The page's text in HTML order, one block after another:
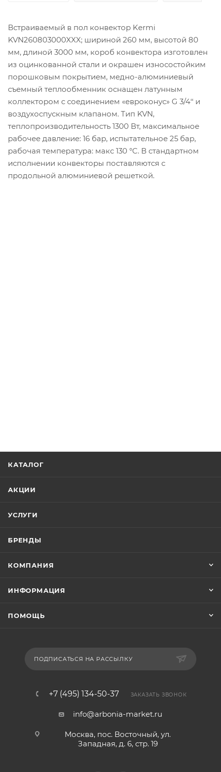
Встраиваемый в пол конвектор Kermi
KVN260803000XXX; шириной 260 мм, высотой 80
мм, длиной 3000 мм, короб конвектора изготовлен
из оцинкованной стали и окрашен износостойким
порошковым покрытием, медно-алюминиевый
съемный теплообменник оснащен латунным
коллектором с соединением «евроконус» G 3/4‘‘ и
воздухоспускным клапаном. Тип KVN,
теплопроизводительность 1300 Вт, максимальное
рабочее давление: 16 бар, испытательное 25 бар,
рабочая температура: макс 130 °C. В стандартном
исполнении конвекторы поставляются с
продольной алюминиевой решеткой.
КАТАЛОГ
АКЦИИ
УСЛУГИ
БРЕНДЫ
КОМПАНИЯ
ИНФОРМАЦИЯ
ПОМОЩЬ
ПОДПИСАТЬСЯ НА РАССЫЛКУ
+7 (495) 134-50-37 ЗАКАЗАТЬ ЗВОНОК
info@arbonia-market.ru
Москва, пос. Восточный, ул.
Западная, д. 6, стр. 19